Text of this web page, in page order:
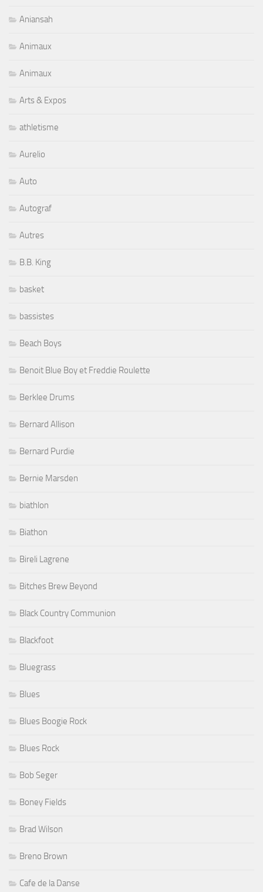
Aniansah
Animaux
Animaux
Arts & Expos
athletisme
Aurelio
Auto
Autograf
Autres
B.B. King
basket
bassistes
Beach Boys
Benoit Blue Boy et Freddie Roulette
Berklee Drums
Bernard Allison
Bernard Purdie
Bernie Marsden
biathlon
Biathon
Bireli Lagrene
Bitches Brew Beyond
Black Country Communion
Blackfoot
Bluegrass
Blues
Blues Boogie Rock
Blues Rock
Bob Seger
Boney Fields
Brad Wilson
Breno Brown
Cafe de la Danse